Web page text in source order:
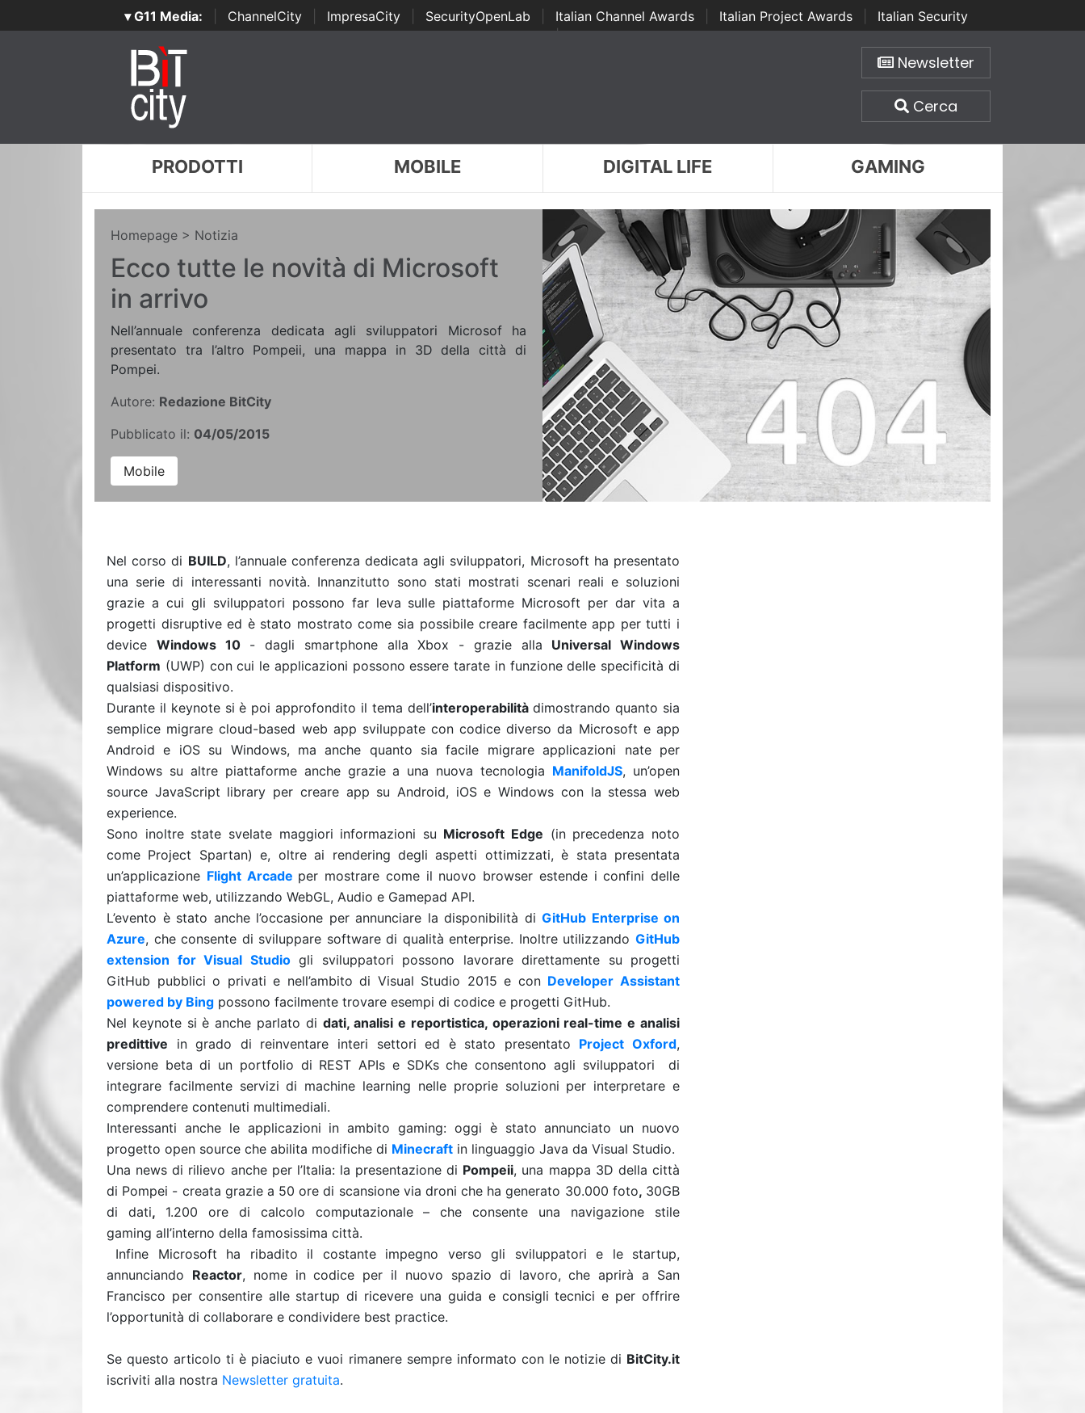
▾ G11 Media: ChannelCity ImpresaCity SecurityOpenLab Italian Channel Awards Italian Project Awards
Italian Security
Awards | ...
Newsletter
Cerca
PRODOTTI MOBILE DIGITAL LIFE GAMING
Homepage > Notizia
Ecco tutte le novità di Microsoft
in arrivo
Nell’annuale conferenza dedicata agli sviluppatori Microsof ha
presentato tra l’altro Pompeii, una mappa in 3D della città di
Pompei.
Autore: Redazione BitCity
Pubblicato il: 04/05/2015
Mobile
Nel corso di BUILD, l’annuale conferenza dedicata agli sviluppatori, Microsoft ha presentato
una serie di interessanti novità. Innanzitutto sono stati mostrati scenari reali e soluzioni
grazie a cui gli sviluppatori possono far leva sulle piattaforme Microsoft per dar vita a
progetti disruptive ed è stato mostrato come sia possibile creare facilmente app per tutti i
device Windows 10- dagli smartphone alla Xbox - grazie alla Universal Windows
Platform (UWP) con cui le applicazioni possono essere tarate in funzione delle specificità di
qualsiasi dispositivo.
Durante il keynote si è poi approfondito il tema dell’interoperabilitàdimostrando quanto sia
semplice migrare cloud-based web app sviluppate con codice diverso da Microsoft e app
Android e iOS su Windows, ma anche quanto sia facile migrare applicazioni nate per
Windows su altre piattaforme anche grazie a una nuova tecnologia ManifoldJS, un’open
source JavaScript library per creare app su Android, iOS e Windows con la stessa web
experience.
Sono inoltre state svelate maggiori informazioni su Microsoft Edge (in precedenza noto
come Project Spartan) e, oltre ai rendering degli aspetti ottimizzati, è stata presentata
un’applicazione Flight Arcade per mostrare come il nuovo browser estende i confini delle
piattaforme web, utilizzando WebGL, Audio e Gamepad API.
L’evento è stato anche l’occasione per annunciare la disponibilità di GitHub Enterprise on
Azure, che consente di sviluppare software di qualità enterprise. Inoltre utilizzando GitHub
extension for Visual Studiogli sviluppatori possono lavorare direttamente su progetti
GitHub pubblici o privati e nell’ambito di Visual Studio 2015 e con Developer Assistant
powered by Bing possono facilmente trovare esempi di codice e progetti GitHub.
Nel keynote si è anche parlato di dati, analisi e reportistica, operazioni real-time e analisi
predittive in grado di reinventare interi settori ed è stato presentato Project Oxford,
versione beta di un portfolio di REST APIs e SDKs che consentono agli sviluppatori di
integrare facilmente servizi di machine learning nelle proprie soluzioni per interpretare e
comprendere contenuti multimediali.
Interessanti anche le applicazioni in ambito gaming: oggi è stato annunciato un nuovo
progetto open source che abilita modifiche di Minecraft in linguaggio Java da Visual Studio.
Una news di rilievo anche per l’Italia: la presentazione di Pompeii, una mappa 3D della città
di Pompei - creata grazie a 50 ore di scansione via droni che ha generato 30.000 foto, 30GB
di dati, 1.200 ore di calcolo computazionale – che consente una navigazione stile
gaming all’interno della famosissima città.
Infine Microsoft ha ribadito il costante impegno verso gli sviluppatori e le startup,
annunciando Reactor, nome in codice per il nuovo spazio di lavoro, che aprirà a San
Francisco per consentire alle startup di ricevere una guida e consigli tecnici e per offrire
l’opportunità di collaborare e condividere best practice.
Se questo articolo ti è piaciuto e vuoi rimanere sempre informato con le notizie di BitCity.it
iscriviti alla nostra Newsletter gratuita.